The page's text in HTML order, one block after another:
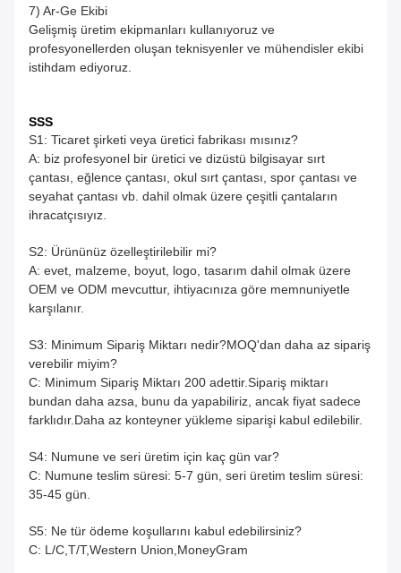
7) Ar-Ge Ekibi
Gelişmiş üretim ekipmanları kullanıyoruz ve
profesyonellerden oluşan teknisyenler ve mühendisler ekibi
istihdam ediyoruz.
SSS
S1: Ticaret şirketi veya üretici fabrikası mısınız?
A: biz profesyonel bir üretici ve dizüstü bilgisayar sırt
çantası, eğlence çantası, okul sırt çantası, spor çantası ve
seyahat çantası vb. dahil olmak üzere çeşitli çantaların
ihracatçısıyız.
S2: Ürününüz özelleştirilebilir mi?
A: evet, malzeme, boyut, logo, tasarım dahil olmak üzere
OEM ve ODM mevcuttur, ihtiyacınıza göre memnuniyetle
karşılanır.
S3: Minimum Sipariş Miktarı nedir?MOQ'dan daha az sipariş
verebilir miyim?
C: Minimum Sipariş Miktarı 200 adettir.Sipariş miktarı
bundan daha azsa, bunu da yapabiliriz, ancak fiyat sadece
farklıdır.Daha az konteyner yükleme siparişi kabul edilebilir.
S4: Numune ve seri üretim için kaç gün var?
C: Numune teslim süresi: 5-7 gün, seri üretim teslim süresi:
35-45 gün.
S5: Ne tür ödeme koşullarını kabul edebilirsiniz?
C: L/C,T/T,Western Union,MoneyGram